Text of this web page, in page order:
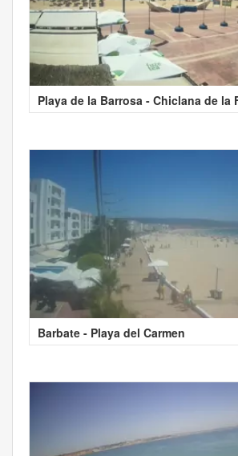
Playa de la Barrosa - Chiclana de la
Barbate - Playa del Carmen